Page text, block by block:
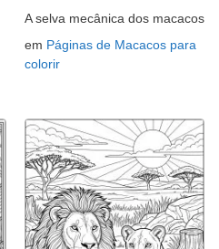
A selva mecânica dos macacos
em Páginas de Macacos para
colorir